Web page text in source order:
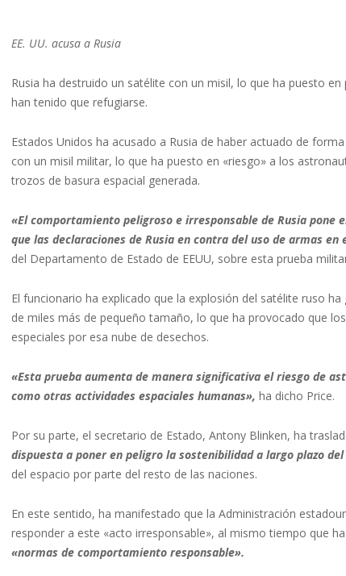
EE. UU. acusa a Rusia
Rusia ha destruido un satélite con un misil, lo que ha puesto
han tenido que refugiarse.
Estados Unidos ha acusado a Rusia de haber actuado de
con un misil militar, lo que ha puesto en «riesgo» a los
trozos de basura espacial generada.
«El comportamiento peligroso e irresponsable de Rusia
que las declaraciones de Rusia en contra del uso de armas
del Departamento de Estado de EEUU, sobre esta prueba
El funcionario ha explicado que la explosión del satélite ruso ha
de miles más de pequeño tamaño, lo que ha provocado que
especiales por esa nube de desechos.
«Esta prueba aumenta de manera significativa el riesgo de
como otras actividades espaciales humanas», ha dicho Price.
Por su parte, el secretario de Estado, Antony Blinken, ha
dispuesta a poner en peligro la sostenibilidad a largo plazo
del espacio por parte del resto de las naciones.
En este sentido, ha manifestado que la Administración
responder a este «acto irresponsable», al mismo tiempo que
«normas de comportamiento responsable».